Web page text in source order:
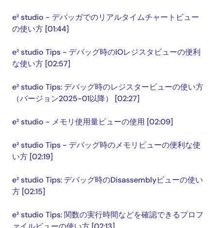
e² studio - デバッガでのリアルタイムチャートビュー
の使い方 [01:44]
e² studio Tips - デバッグ時のIOレジスタビューの便利
な使い方 [02:57]
e² studio Tips: デバッグ時のレジスタービューの使い方
（バージョン2025-01以降） [02:27]
e² studio - メモリ使用量ビューの使用 [02:09]
e² studio Tips - デバッグ時のメモリビューの便利な使
い方 [02:19]
e² studio Tips: デバッグ時のDisassemblyビューの使い
方 [02:15]
e² studio Tips: 関数の実行時間などを確認できるプロフ